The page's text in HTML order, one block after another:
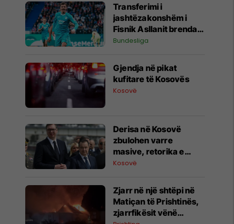
Transferimi i
jashtëzakonshëm i
Fisnik Asllanit brenda
Bundesligës po bëhet
detajet e fundit
Bundesliga
Gjendja në pikat
kufitare të Kosovës
Kosovë
Derisa në Kosovë
zbulohen varre
masive, retorika e
zyrtarëve serbë
viteve ’90
Kosovë
Zjarr në një shtëpi në
Matiçan të Prishtinës,
zjarrfikësit vënë